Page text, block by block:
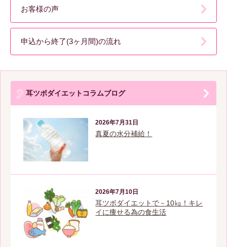
お客様の声
申込から終了(3ヶ月間)の流れ
耳ツボダイエットコラムブログ
2026年7月31日
真夏の水分補給！
2026年7月10日
耳ツボダイエットで－10㎏！キレ
イに痩せる為の食生活